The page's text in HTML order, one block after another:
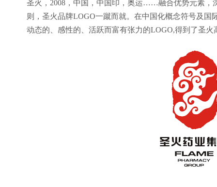
圣火，2008，中国，中国印，奥运……融合优势元素，
则，圣火品牌LOGO一蹴而就。在中国化概念符号及国
动态的、感性的、活跃而富有张力的LOGO,得到了圣火